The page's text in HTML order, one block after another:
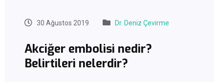
30 Ağustos 2019 Dr. Deniz Çevirme
Akciğer embolisi nedir?
Belirtileri nelerdir?